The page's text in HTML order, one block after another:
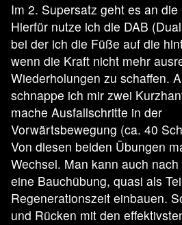
Im 2. Supersatz geht es an
Hierfür nutze ich die DAB
bei der ich die Füße auf die
wenn die Kraft nicht mehr
Wiederholungen zu schaffen.
schnappe ich mir zwei
mache Ausfallschritte in der
Vorwärtsbewegung (ca. 40
Von diesen beiden Übungen
Wechsel. Man kann auch
eine Bauchübung, quasi als
Regenerationszeit einbauen.
und Rücken mit den